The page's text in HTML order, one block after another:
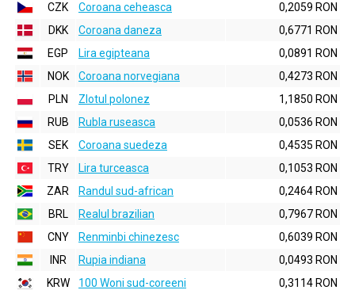
CZK
Coroana ceheasca
0,2059 RON
DKK
Coroana daneza
0,6771 RON
EGP
Lira egipteana
0,0891 RON
NOK
Coroana norvegiana
0,4273 RON
PLN
Zlotul polonez
1,1850 RON
RUB
Rubla ruseasca
0,0536 RON
SEK
Coroana suedeza
0,4535 RON
TRY
Lira turceasca
0,1053 RON
ZAR
Randul sud-african
0,2464 RON
BRL
Realul brazilian
0,7967 RON
CNY
Renminbi chinezesc
0,6039 RON
INR
Rupia indiana
0,0493 RON
KRW
100 Woni sud-coreeni
0,3114 RON